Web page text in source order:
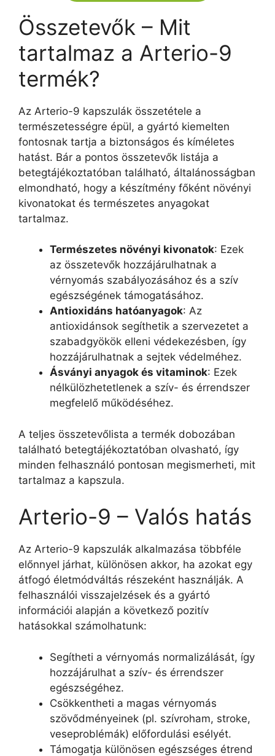
Összetevők – Mit
tartalmaz a Arterio-9
termék?
Az Arterio-9 kapszulák összetétele a
természetességre épül, a gyártó kiemelten
fontosnak tartja a biztonságos és kíméletes
hatást. Bár a pontos összetevők listája a
betegtájékoztatóban található, általánosságban
elmondható, hogy a készítmény főként növényi
kivonatokat és természetes anyagokat
tartalmaz.
Természetes növényi kivonatok: Ezek
az összetevők hozzájárulhatnak a
vérnyomás szabályozásához és a szív
egészségének támogatásához.
Antioxidáns hatóanyagok: Az
antioxidánsok segíthetik a szervezetet a
szabadgyökök elleni védekezésben, így
hozzájárulhatnak a sejtek védelméhez.
Ásványi anyagok és vitaminok: Ezek
nélkülözhetetlenek a szív- és érrendszer
megfelelő működéséhez.
A teljes összetevőlista a termék dobozában
található betegtájékoztatóban olvasható, így
minden felhasználó pontosan megismerheti, mit
tartalmaz a kapszula.
Arterio-9 – Valós hatás
Az Arterio-9 kapszulák alkalmazása többféle
előnnyel járhat, különösen akkor, ha azokat egy
átfogó életmódváltás részeként használják. A
felhasználói visszajelzések és a gyártó
információi alapján a következő pozitív
hatásokkal számolhatunk:
Segítheti a vérnyomás normalizálását, így
hozzájárulhat a szív- és érrendszer
egészségéhez.
Csökkentheti a magas vérnyomás
szövődményeinek (pl. szívroham, stroke,
veseproblémák) előfordulási esélyét.
Támogatja különösen egészséges étrend